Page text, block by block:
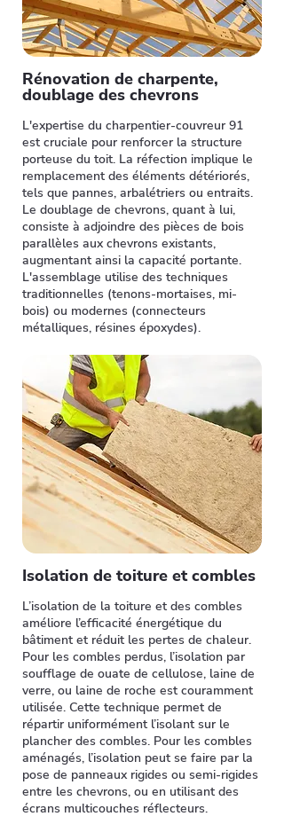
Rénovation de charpente,
doublage des chevrons
L'expertise du charpentier-couvreur 91
est cruciale pour renforcer la structure
porteuse du toit. La réfection implique le
remplacement des éléments détériorés,
tels que pannes, arbalétriers ou entraits.
Le doublage de chevrons, quant à lui,
consiste à adjoindre des pièces de bois
parallèles aux chevrons existants,
augmentant ainsi la capacité portante.
L'assemblage utilise des techniques
traditionnelles (tenons-mortaises, mi-
bois) ou modernes (connecteurs
métalliques, résines époxydes).
Isolation de toiture et combles
L’isolation de la toiture et des combles
améliore l’efficacité énergétique du
bâtiment et réduit les pertes de chaleur.
Pour les combles perdus, l’isolation par
soufflage de ouate de cellulose, laine de
verre, ou laine de roche est couramment
utilisée. Cette technique permet de
répartir uniformément l’isolant sur le
plancher des combles. Pour les combles
aménagés, l’isolation peut se faire par la
pose de panneaux rigides ou semi-rigides
entre les chevrons, ou en utilisant des
écrans multicouches réflecteurs.